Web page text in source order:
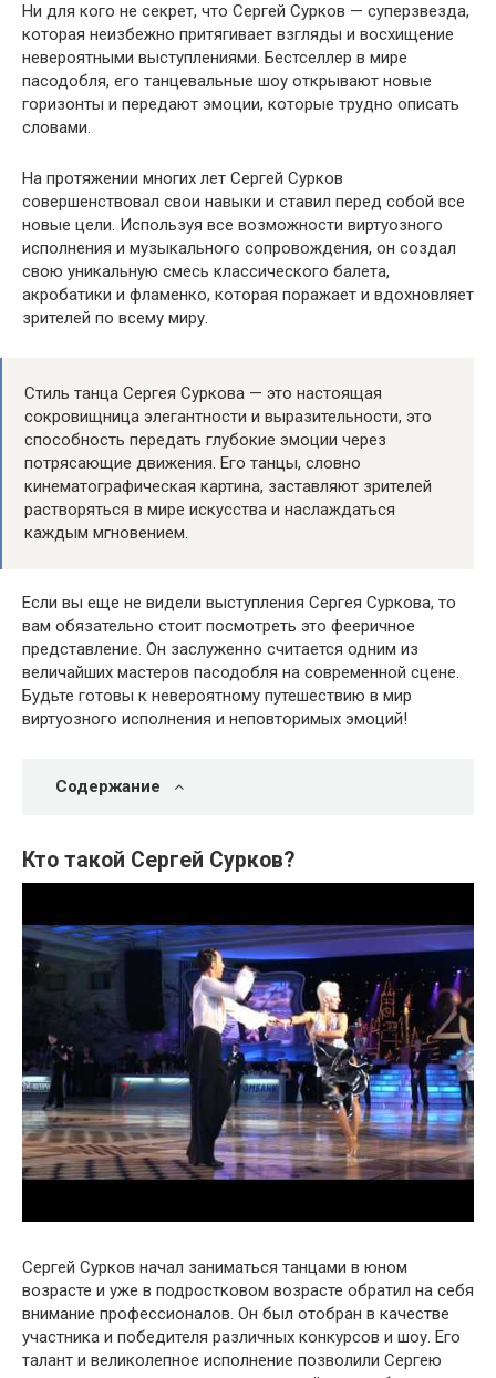
Ни для кого не секрет, что Сергей Сурков — суперзвезда,
которая неизбежно притягивает взгляды и восхищение
невероятными выступлениями. Бестселлер в мире
пасодобля, его танцевальные шоу открывают новые
горизонты и передают эмоции, которые трудно описать
словами.
На протяжении многих лет Сергей Сурков
совершенствовал свои навыки и ставил перед собой все
новые цели. Используя все возможности виртуозного
исполнения и музыкального сопровождения, он создал
свою уникальную смесь классического балета,
акробатики и фламенко, которая поражает и вдохновляет
зрителей по всему миру.
Стиль танца Сергея Суркова — это настоящая
сокровищница элегантности и выразительности, это
способность передать глубокие эмоции через
потрясающие движения. Его танцы, словно
кинематографическая картина, заставляют зрителей
растворяться в мире искусства и наслаждаться
каждым мгновением.
Если вы еще не видели выступления Сергея Суркова, то
вам обязательно стоит посмотреть это фееричное
представление. Он заслуженно считается одним из
величайших мастеров пасодобля на современной сцене.
Будьте готовы к невероятному путешествию в мир
виртуозного исполнения и неповторимых эмоций!
Содержание
Кто такой Сергей Сурков?
Сергей Сурков начал заниматься танцами в юном
возрасте и уже в подростковом возрасте обратил на себя
внимание профессионалов. Он был отобран в качестве
участника и победителя различных конкурсов и шоу. Его
талант и великолепное исполнение позволили Сергею